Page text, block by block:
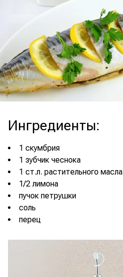
Ингредиенты:
1 скумбрия
1 зубчик чеснока
1 ст.л. растительного масла
1/2 лимона
пучок петрушки
соль
перец